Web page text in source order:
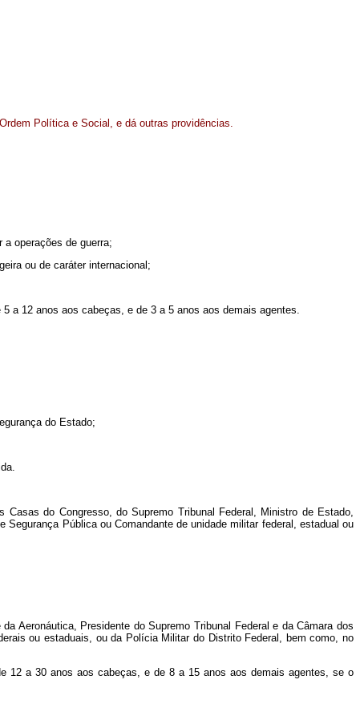
Política e Social, e dá outras providências.
a operações de guerra;
ou de caráter internacional;
a 12 anos aos cabeças, e de 3 a 5 anos aos demais agentes.
do Estado;
do Congresso, do Supremo Tribunal Federal, Ministro de Estado,
Pública ou Comandante de unidade militar federal, estadual ou
Aeronáutica, Presidente do Supremo Tribunal Federal e da Câmara dos
ou estaduais, ou da Polícia Militar do Distrito Federal, bem como, no
12 a 30 anos aos cabeças, e de 8 a 15 anos aos demais agentes, se o